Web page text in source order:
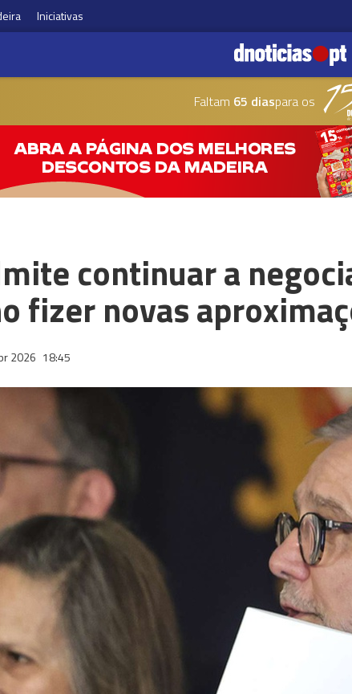
Iniciativas
Faltam 65 diaspara os
continuar a
fizer novas
2026 18:45